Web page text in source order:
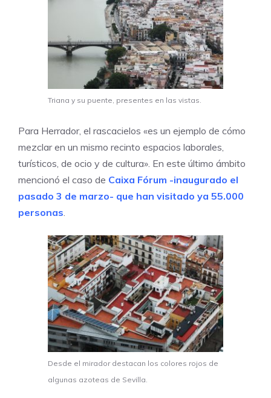
Triana y su puente, presentes en las vistas.
Para Herrador, el rascacielos «es un ejemplo de cómo
mezclar en un mismo recinto espacios laborales,
turísticos, de ocio y de cultura». En este último ámbito
mencionó el caso de Caixa Fórum -inaugurado el
pasado 3 de marzo- que han visitado ya 55.000
personas
Desde el mirador destacan los colores rojos de
algunas azoteas de Sevilla.